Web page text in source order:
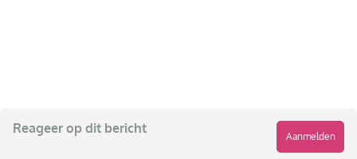
Reageer op dit bericht
Aanmelden